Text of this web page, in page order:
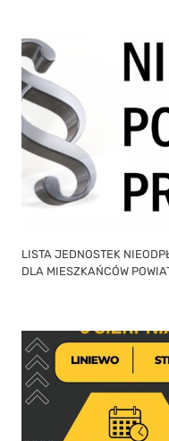
LISTA JEDNOSTEK
DLA MIESZKAŃCÓW